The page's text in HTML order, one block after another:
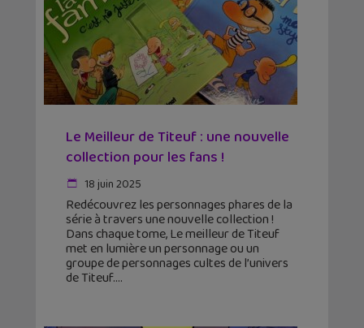
Le Meilleur de Titeuf : une nouvelle
collection pour les fans !
18 juin 2025
Redécouvrez les personnages phares de la
série à travers une nouvelle collection !
Dans chaque tome, Le meilleur de Titeuf
met en lumière un personnage ou un
groupe de personnages cultes de l’univers
de Titeuf.